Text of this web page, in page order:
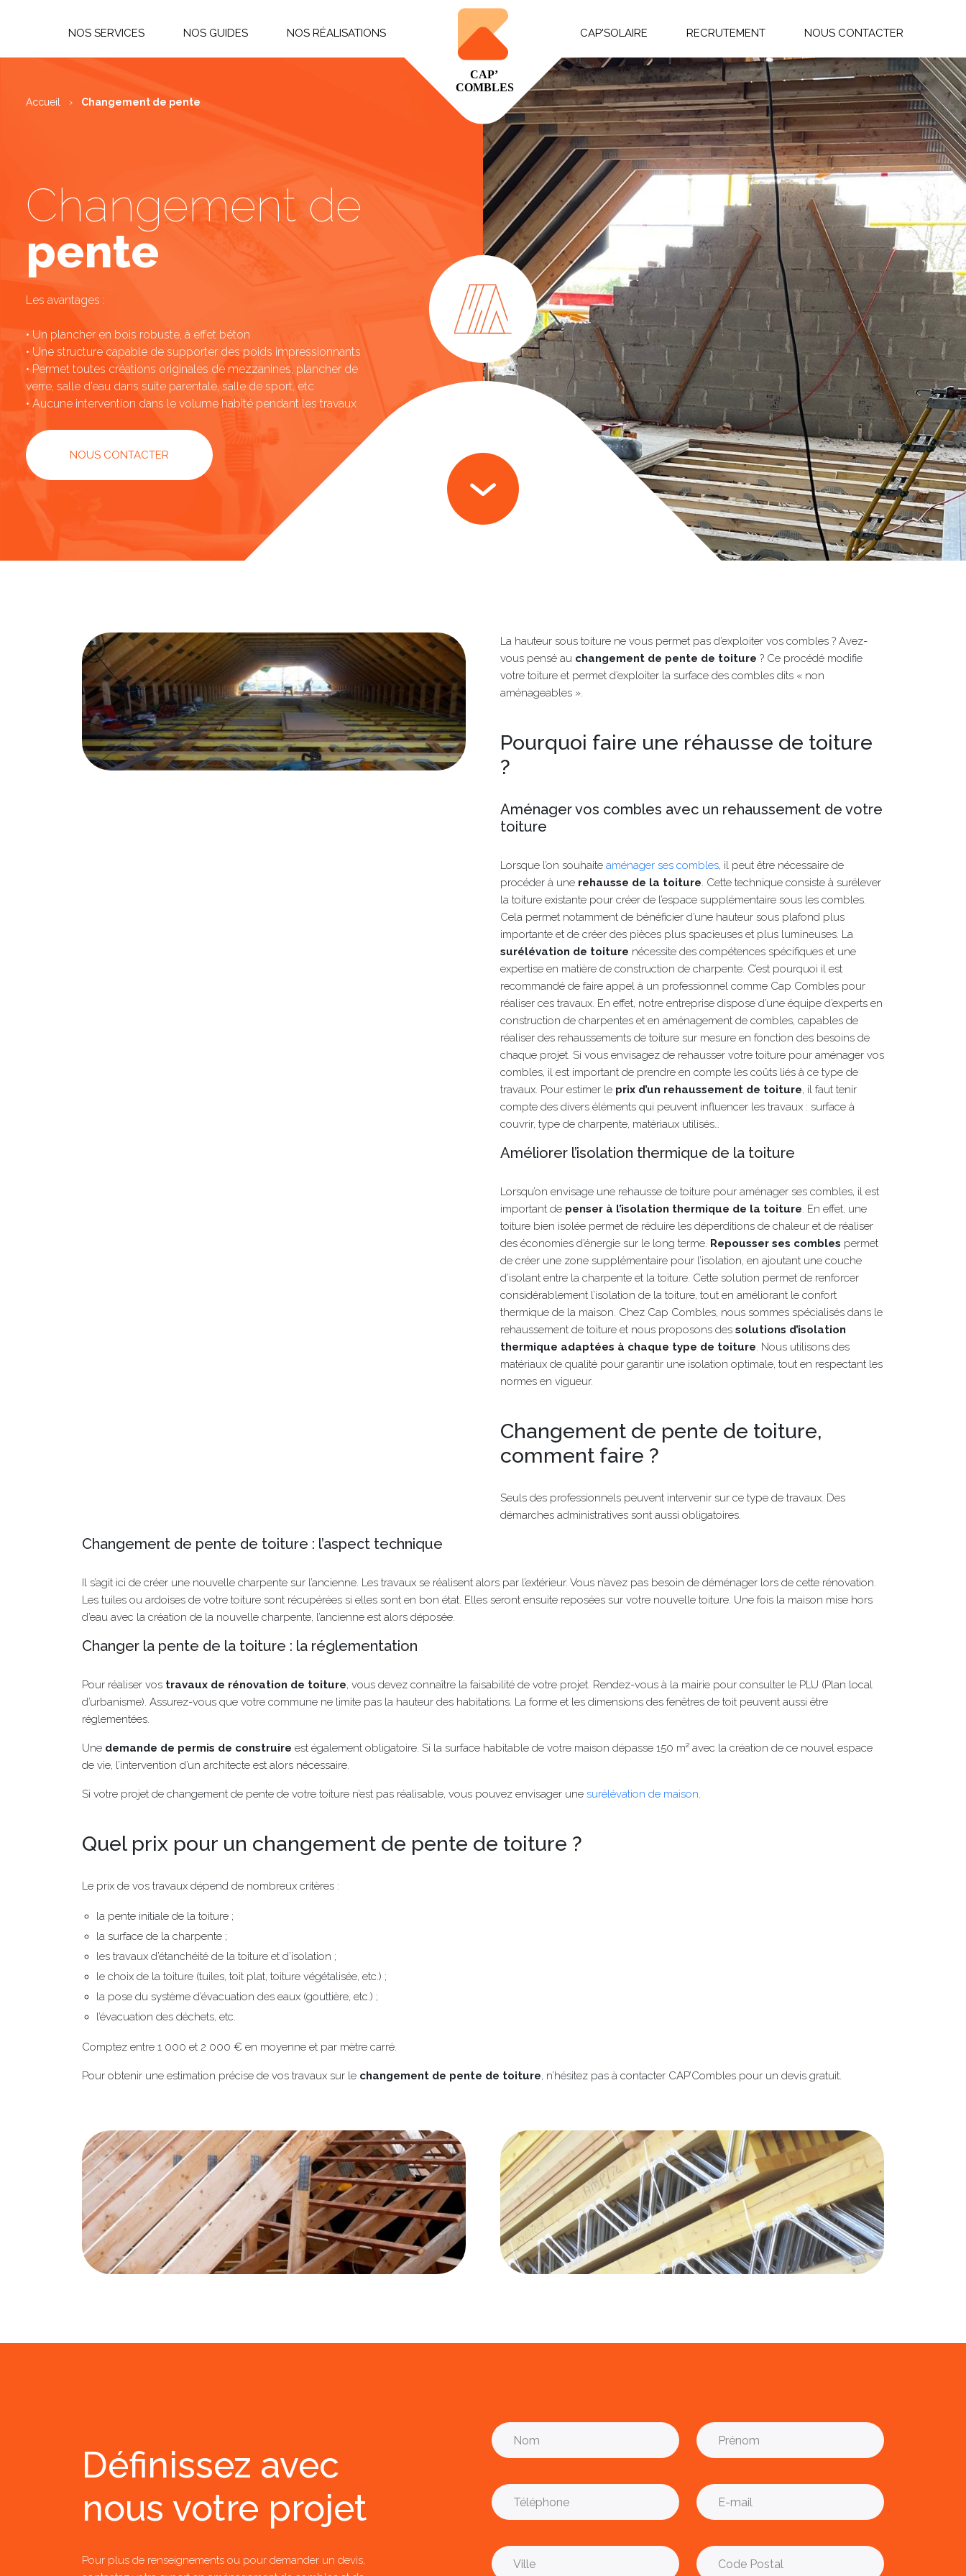
NOS SERVICES
Couverture de toiture
Isolation, plâtrerie & étanchéité
Poêle à bois
NOS GUIDES NOS RÉALISATIONS CAP'SOLAIRE RECRUTEMENT NOUS CONTACTER
Accueil › Changement de pente
Changement de
pente
Les avantages :
• Un plancher en bois robuste, à effet béton
• Une structure capable de supporter des poids impressionnants
• Permet toutes créations originales de mezzanines, plancher de
verre, salle d’eau dans suite parentale, salle de sport, etc
• Aucune intervention dans le volume habité pendant les travaux
NOUS CONTACTER
La hauteur sous toiture ne vous permet pas d’exploiter vos combles ? Avez-
vous pensé au changement de pente de toiture ? Ce procédé modifie
votre toiture et permet d’exploiter la surface des combles dits « non
aménageables ».
Pourquoi faire une réhausse de toiture
?
Aménager vos combles avec un rehaussement de votre
toiture
Lorsque l’on souhaite aménager ses combles, il peut être nécessaire de
procéder à une rehausse de la toiture. Cette technique consiste à surélever
la toiture existante pour créer de l’espace supplémentaire sous les combles.
Cela permet notamment de bénéficier d’une hauteur sous plafond plus
importante et de créer des pièces plus spacieuses et plus lumineuses. La
surélévation de toiture nécessite des compétences spécifiques et une
expertise en matière de construction de charpente. C’est pourquoi il est
recommandé de faire appel à un professionnel comme Cap Combles pour
réaliser ces travaux. En effet, notre entreprise dispose d’une équipe d’experts en
construction de charpentes et en aménagement de combles, capables de
réaliser des rehaussements de toiture sur mesure en fonction des besoins de
chaque projet. Si vous envisagez de rehausser votre toiture pour aménager vos
combles, il est important de prendre en compte les coûts liés à ce type de
travaux. Pour estimer le prix d’un rehaussement de toiture, il faut tenir
compte des divers éléments qui peuvent influencer les travaux : surface à
couvrir, type de charpente, matériaux utilisés…
Améliorer l’isolation thermique de la toiture
Lorsqu’on envisage une rehausse de toiture pour aménager ses combles, il est
important de penser à l’isolation thermique de la toiture. En effet, une
toiture bien isolée permet de réduire les déperditions de chaleur et de réaliser
des économies d’énergie sur le long terme. Repousser ses combles permet
de créer une zone supplémentaire pour l’isolation, en ajoutant une couche
d’isolant entre la charpente et la toiture. Cette solution permet de renforcer
considérablement l’isolation de la toiture, tout en améliorant le confort
thermique de la maison. Chez Cap Combles, nous sommes spécialisés dans le
rehaussement de toiture et nous proposons des solutions d’isolation
thermique adaptées à chaque type de toiture. Nous utilisons des
matériaux de qualité pour garantir une isolation optimale, tout en respectant les
normes en vigueur.
Changement de pente de toiture,
comment faire ?
Seuls des professionnels peuvent intervenir sur ce type de travaux. Des
démarches administratives sont aussi obligatoires.
Changement de pente de toiture : l’aspect technique
Il s’agit ici de créer une nouvelle charpente sur l’ancienne. Les travaux se réalisent alors par l’extérieur. Vous n’avez pas besoin de déménager lors de cette rénovation.
Les tuiles ou ardoises de votre toiture sont récupérées si elles sont en bon état. Elles seront ensuite reposées sur votre nouvelle toiture. Une fois la maison mise hors
d’eau avec la création de la nouvelle charpente, l’ancienne est alors déposée.
Changer la pente de la toiture : la réglementation
Pour réaliser vos travaux de rénovation de toiture, vous devez connaître la faisabilité de votre projet. Rendez-vous à la mairie pour consulter le PLU (Plan local
d’urbanisme). Assurez-vous que votre commune ne limite pas la hauteur des habitations. La forme et les dimensions des fenêtres de toit peuvent aussi être
réglementées.
Une demande de permis de construire est également obligatoire. Si la surface habitable de votre maison dépasse 150 m² avec la création de ce nouvel espace
de vie, l’intervention d’un architecte est alors nécessaire.
Si votre projet de changement de pente de votre toiture n’est pas réalisable, vous pouvez envisager une surélévation de maison.
Quel prix pour un changement de pente de toiture ?
Le prix de vos travaux dépend de nombreux critères :
la pente initiale de la toiture ;
la surface de la charpente ;
les travaux d’étanchéité de la toiture et d’isolation ;
le choix de la toiture (tuiles, toit plat, toiture végétalisée, etc.) ;
la pose du système d’évacuation des eaux (gouttière, etc.) ;
l’évacuation des déchets, etc.
Comptez entre 1 000 et 2 000 € en moyenne et par mètre carré.
Pour obtenir une estimation précise de vos travaux sur le changement de pente de toiture, n’hésitez pas à contacter CAP’Combles pour un devis gratuit.
Définissez avec
nous votre projet
Pour plus de renseignements ou pour demander un devis,